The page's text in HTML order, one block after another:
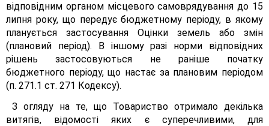
відповідним органом місцевого самоврядування до 15
липня року, що передує бюджетному періоду, в якому
планується застосування Оцінки земель або змін
(плановий період). В іншому разі норми відповідних
рішень застосовуються не раніше початку
бюджетного періоду, що настає за плановим періодом
(п. 271.1 ст. 271 Кодексу).
З огляду на те, що Товариство отримало декілька
витягів, відомості яких є суперечливими, для